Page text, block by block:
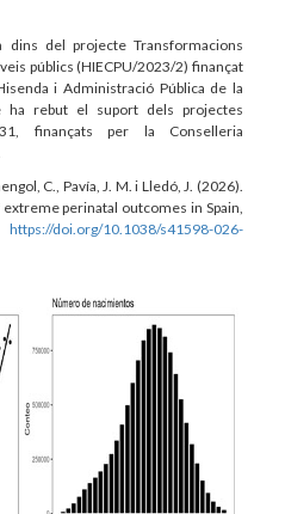
dins del projecte Transformacions
públics (HIECPU/2023/2) finançat
i Administració Pública de la
ha rebut el suport dels projectes
finançats per la Conselleria
C., Pavía, J. M. i Lledó, J. (2026).
perinatal outcomes in Spain,
.https://doi.org/10.1038/s41598-026-